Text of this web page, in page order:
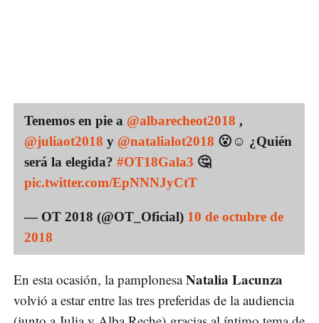
Tenemos en pie a @albarecheot2018 ,
@juliaot2018 y @natalialot2018 😮☺️ ¿Quién
será la elegida? #OT18Gala3 🤔
pic.twitter.com/EpNNNJyCtT
— OT 2018 (@OT_Oficial) 10 de octubre de
2018
En esta ocasión, la pamplonesaNatalia Lacunza
volvió a estar entre las tres preferidas de la audiencia